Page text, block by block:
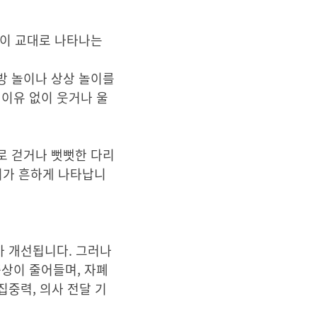
교대로 나타나는
놀이나 상상 놀이를
유 없이 웃거나 울
걷거나 뻣뻣한 다리
흔하게 나타납니
개선됩니다. 그러나
이 줄어들며, 자폐
중력, 의사 전달 기